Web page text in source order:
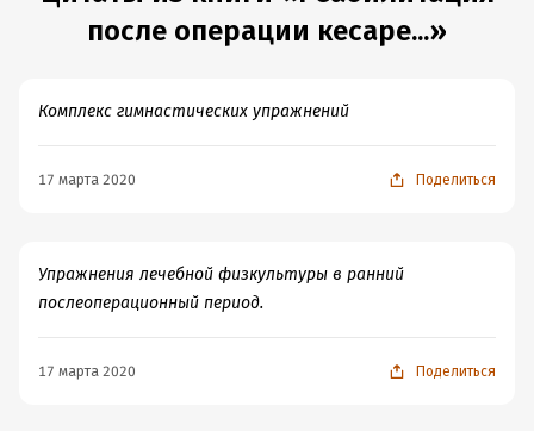
после операции кесаре...»
Комплекс гимнастических упражнений
17 марта 2020 Поделиться
Упражнения лечебной физкультуры в ранний
послеоперационный период.
17 марта 2020 Поделиться